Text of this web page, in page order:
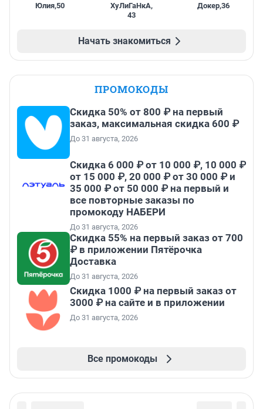
Юлия,50 ХуЛиГаНкА,
43
Докер,36
Начать знакомиться
ПРОМОКОДЫ
Скидка 50% от 800 ₽ на первый
заказ, максимальная скидка 600 ₽
До 31 августа, 2026
Скидка 6 000 ₽ от 10 000 ₽, 10 000 ₽
от 15 000 ₽, 20 000 ₽ от 30 000 ₽ и
35 000 ₽ от 50 000 ₽ на первый и
все повторные заказы по
промокоду НАБЕРИ
До 31 августа, 2026
Скидка 55% на первый заказ от 700
₽ в приложении Пятёрочка
Доставка
До 31 августа, 2026
Скидка 1000 ₽ на первый заказ от
3000 ₽ на сайте и в приложении
До 31 августа, 2026
Все промокоды